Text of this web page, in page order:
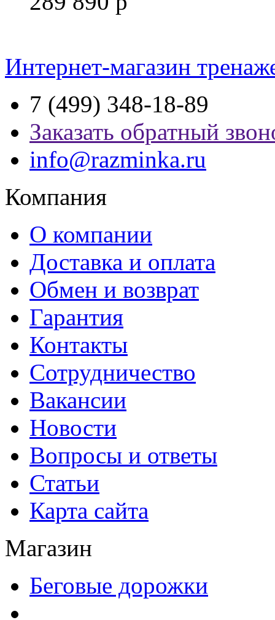
Интернет-магазин
7 (499) 348-18-89
Заказать обратный
info@razminka.ru
Компания
О компании
Доставка и оплата
Обмен и возврат
Гарантия
Контакты
Сотрудничество
Вакансии
Новости
Вопросы и ответы
Статьи
Карта сайта
Магазин
Беговые дорожки